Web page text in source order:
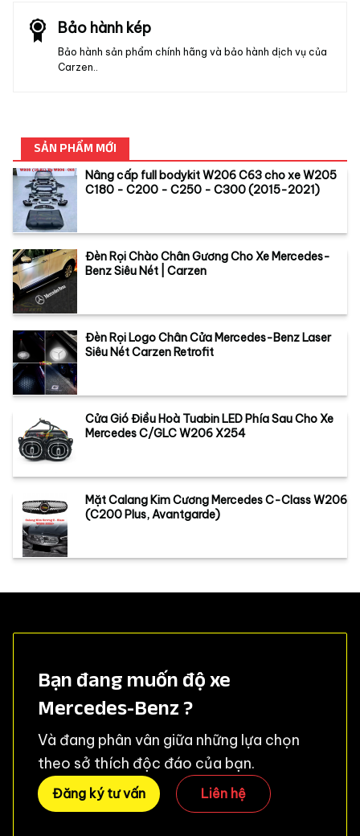
Bảo hành kép
Bảo hành sản phẩm chính hãng và bảo hành dịch vụ của
Carzen..
SẢN PHẨM MỚI
Nâng cấp full bodykit W206 C63 cho xe W205
C180 - C200 - C250 - C300 (2015-2021)
Đèn Rọi Chào Chân Gương Cho Xe Mercedes-
Benz Siêu Nét | Carzen
Đèn Rọi Logo Chân Cửa Mercedes-Benz Laser
Siêu Nét Carzen Retrofit
Cửa Gió Điều Hoà Tuabin LED Phía Sau Cho Xe
Mercedes C/GLC W206 X254
Mặt Calang Kim Cương Mercedes C-Class W206
(C200 Plus, Avantgarde)
Bạn đang muốn độ xe
Mercedes-Benz ?
Và đang phân vân giữa những lựa chọn
theo sở thích độc đáo của bạn.
Đăng ký tư vấn Liên hệ